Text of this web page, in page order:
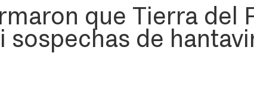
que Tierra del
sospechas de